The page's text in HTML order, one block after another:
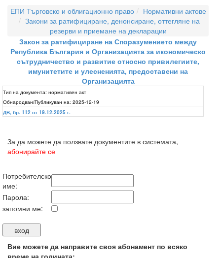
ЕПИ Търговско и облигационно право
Нормативни актове
Закони за ратифициране, денонсиране, оттегляне на
резерви и приемане на декларации
Закон за ратифициране на Споразумението между
Република България и Организацията за икономическо
сътрудничество и развитие относно привилегиите,
имунитетите и улесненията, предоставени на
Организацията
Тип на документа: нормативен акт
Обнародван/Публикуван на: 2025-12-19
ДВ, бр. 112 от 19.12.2025 г.
За да можете да ползвате документите в системата,
абонирайте се
Потребителско
име:
Парола:
запомни ме:
Вие можете да направите своя абонамент по всяко
време на годината: